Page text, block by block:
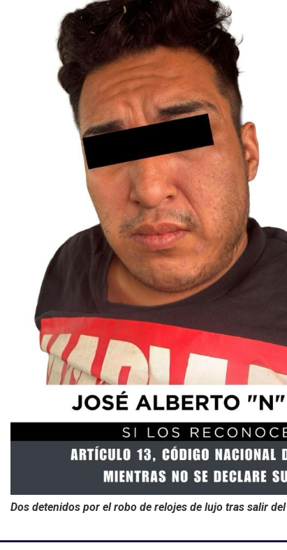
Dos detenidos por el robo de relojes de lujo tras salir del